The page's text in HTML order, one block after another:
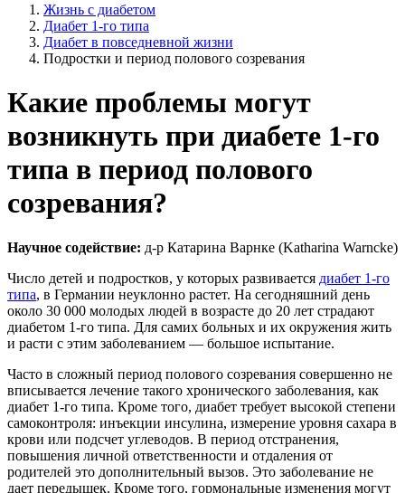
Жизнь с диабетом
Диабет 1-го типа
Диабет в повседневной жизни
Подростки и период полового созревания
Какие проблемы могут
возникнуть при диабете 1-го
типа в период полового
созревания?
Научное содействие: д-р Катарина Варнке (Katharina Warncke)
Число детей и подростков, у которых развивается диабет 1-го
типа, в Германии неуклонно растет. На сегодняшний день
около 30 000 молодых людей в возрасте до 20 лет страдают
диабетом 1-го типа. Для самих больных и их окружения жить
и расти с этим заболеванием — большое испытание.
Часто в сложный период полового созревания совершенно не
вписывается лечение такого хронического заболевания, как
диабет 1-го типа. Кроме того, диабет требует высокой степени
самоконтроля: инъекции инсулина, измерение уровня сахара в
крови или подсчет углеводов. В период отстранения,
повышения личной ответственности и отдаления от
родителей это дополнительный вызов. Это заболевание не
дает передышек. Кроме того, гормональные изменения могут